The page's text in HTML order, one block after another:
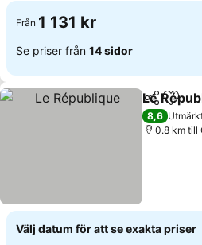
Från 1 131 kr
Se priser från 14 sidor
Dela
Le
8,6
0.8 km till
Välj datum för att se exakta priser